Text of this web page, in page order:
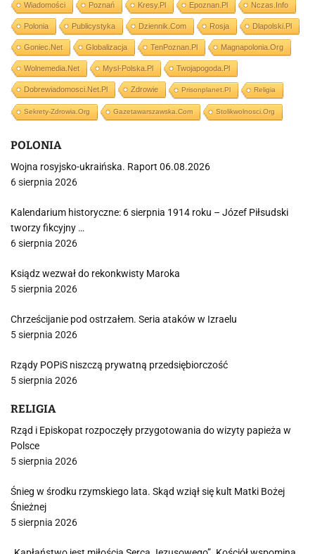
Wiadomości Poznań Kresy.pl Epoznan.pl Nczas.info
Polonia Publicystyka Dziennik.com Rosja Dlapolski.pl
Goniec.net Globalizacja TenPoznan.pl Magnapolonia.org
Wolnemedia.net Mysl-Polska.pl Twojapogoda.pl
Dobrewiadomosci.net.pl Zdrowie Prisonplanet.pl Religia
Sekrety-Zdrowia.org Gazetawarszawska.com Stolikwolnosci.org
POLONIA
Wojna rosyjsko-ukraińska. Raport 06.08.2026
6 sierpnia 2026
Kalendarium historyczne: 6 sierpnia 1914 roku – Józef Piłsudski
tworzy fikcyjny …
6 sierpnia 2026
Ksiądz wezwał do rekonkwisty Maroka
5 sierpnia 2026
Chrześcijanie pod ostrzałem. Seria ataków w Izraelu
5 sierpnia 2026
Rządy POPiS niszczą prywatną przedsiębiorczość
5 sierpnia 2026
RELIGIA
Rząd i Episkopat rozpoczęły przygotowania do wizyty papieża w
Polsce
5 sierpnia 2026
Śnieg w środku rzymskiego lata. Skąd wziął się kult Matki Bożej
Śnieżnej
5 sierpnia 2026